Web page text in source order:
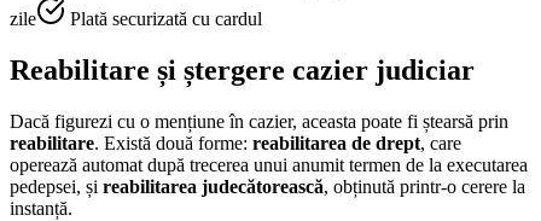
zile
Plată securizată cu cardul
Reabilitare și ștergere cazier judiciar
Dacă figurezi cu o mențiune în cazier, aceasta poate fi ștearsă prin
reabilitare. Există două forme: reabilitarea de drept, care
operează automat după trecerea unui anumit termen de la executarea
pedepsei, și reabilitarea judecătorească, obținută printr-o cerere la
instanță.